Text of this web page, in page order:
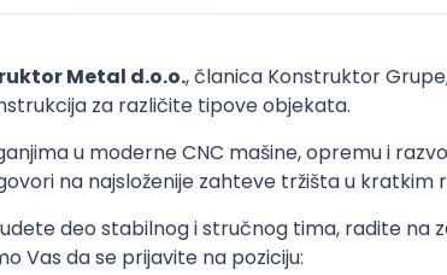
Metal d.o.o., članica Konstruktor
za različite tipove objekata.
u moderne CNC mašine, opremu i
na najsloženije zahteve tržišta u
deo stabilnog i stručnog tima, radite
Vas da se prijavite na poziciju: